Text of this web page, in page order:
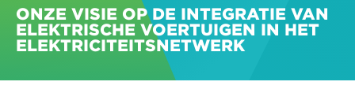
ONZE VISIE OP DE INTEGRATIE VAN
ELEKTRISCHE VOERTUIGEN IN HET
ELEKTRICITEITSNETWERK